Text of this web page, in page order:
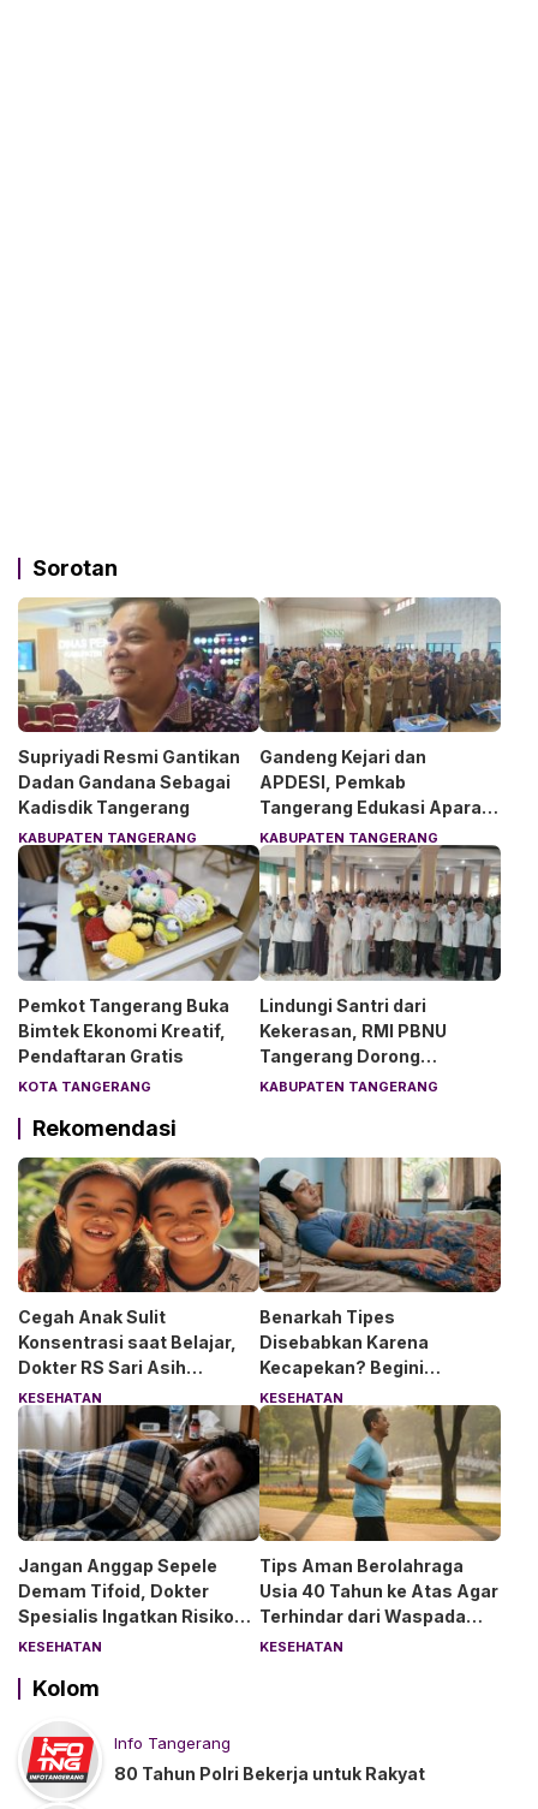
Sorotan
Supriyadi Resmi Gantikan
Dadan Gandana Sebagai
Kadisdik Tangerang
KABUPATEN TANGERANG
Gandeng Kejari dan
APDESI, Pemkab
Tangerang Edukasi Aparat
Desa Soal Hukum
KABUPATEN TANGERANG
Pemkot Tangerang Buka
Bimtek Ekonomi Kreatif,
Pendaftaran Gratis
KOTA TANGERANG
Lindungi Santri dari
Kekerasan, RMI PBNU
Tangerang Dorong
Lingkungan Pesantren
KABUPATEN TANGERANG
Rekomendasi
Cegah Anak Sulit
Konsentrasi saat Belajar,
Dokter RS Sari Asih
Anjurkan 6 Asupan Ini
KESEHATAN
Benarkah Tipes
Disebabkan Karena
Kecapekan? Begini
Penjelasan Dokter RS Sari
Asih Bintaro
KESEHATAN
Jangan Anggap Sepele
Demam Tifoid, Dokter
Spesialis Ingatkan Risiko
Kebocoran Usus
KESEHATAN
Tips Aman Berolahraga
Usia 40 Tahun ke Atas Agar
Terhindar dari Waspada
“Angin Duduk”
KESEHATAN
Kolom
Info Tangerang
80 Tahun Polri Bekerja untuk Rakyat